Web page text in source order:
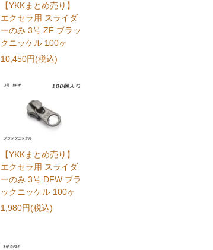
【YKKまとめ売り】
エクセラ用 スライダ
ーのみ 3号 ZF ブラッ
クニッケル 100ヶ
10,450円(税込)
【YKKまとめ売り】
エクセラ用 スライダ
ーのみ 3号 DFW ブラ
ックニッケル 100ヶ
1,980円(税込)